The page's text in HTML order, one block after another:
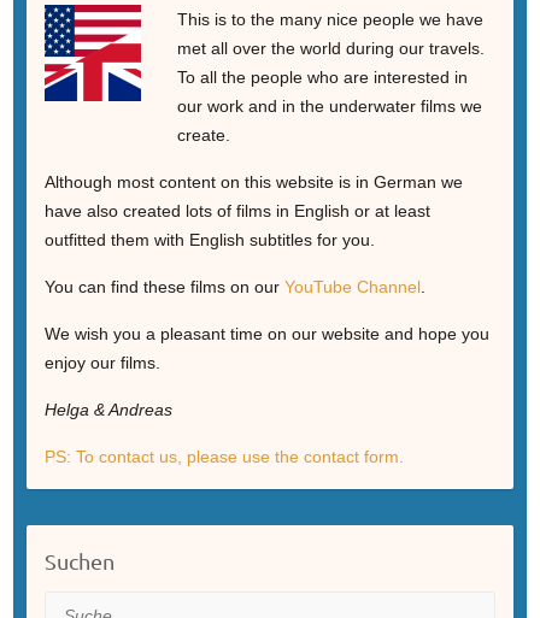
This is to the many nice people we have
met all over the world during our travels.
To all the people who are interested in
our work and in the underwater films we
create.
Although most content on this website is in German we
have also created lots of films in English or at least
outfitted them with English subtitles for you.
You can find these films on our YouTube Channel.
We wish you a pleasant time on our website and hope you
enjoy our films.
Helga & Andreas
PS: To contact us, please use the contact form.
Suchen
Suche